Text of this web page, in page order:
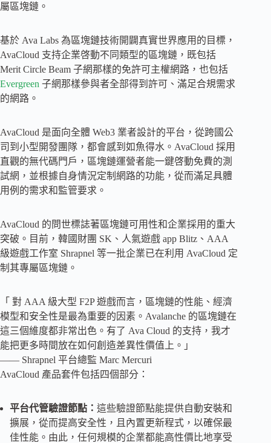
屬區塊鏈。
基於 Ava Labs 為區塊鏈技術開闢真實世界應用的目標，
AvaCloud 支持企業啓動不同類型的區塊鏈，既包括
Merit Circle Beam 子網那樣的免許可主權網路，也包括
Evergreen 子網那樣參與者全部得到許可、滿足合規需求
的網路。
AvaCloud 是面向全體 Web3 業者設計的平台，從跨國公
司到小型開發團隊，都會感到如魚得水。AvaCloud 採用
直觀的無代碼門戶，區塊鏈運營者能一鍵啓動免費的測
試網，並根據自身情況定制網路的功能，從而滿足具體
用例的需求和監管要求。
AvaCloud 的問世標誌著區塊鏈可用性和企業採用的重大
突破。目前，韓國財團 SK、人氣遊戲 app Blitz、AAA
級遊戲工作室 Shrapnel 等一批企業已在利用 AvaCloud 定
制其專屬區塊鏈。
「 對 AAA 級大型 F2P 遊戲而言，區塊鏈的性能、經濟
模型和安全性是最為重要的因素。Avalanche 的區塊鏈在
這三個維度都非常出色。有了 Ava Cloud 的支持，我才
能把更多時間放在如何創造差異性價值上。」
—— Shrapnel 平台總監 Marc Mercuri
AvaCloud 產品套件包括四個部分：
平台代管驗證節點： 這些驗證節點能提供自動安裝和
擴展，從而提高安全性，且內置更新程式，以確保最
佳性能。由此，任何規模的企業都能高性價比地享受